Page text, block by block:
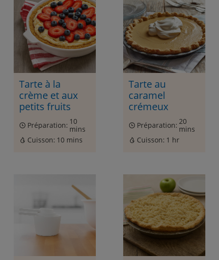
Tarte à la
crème et aux
petits fruits
Préparation: 10
mins
Cuisson: 10 mins
Tarte au
caramel
crémeux
Préparation: 20
mins
Cuisson: 1 hr